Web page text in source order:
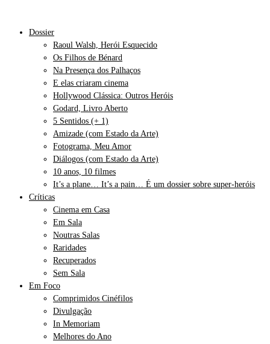
Dossier
Raoul Walsh, Herói Esquecido
Os Filhos de Bénard
Na Presença dos Palhaços
E elas criaram cinema
Hollywood Clássica: Outros Heróis
Godard, Livro Aberto
5 Sentidos (+ 1)
Amizade (com Estado da Arte)
Fotograma, Meu Amor
Diálogos (com Estado da Arte)
10 anos, 10 filmes
It’s a plane… It’s a pain… É um dossier sobre super-heróis
Críticas
Cinema em Casa
Em Sala
Noutras Salas
Raridades
Recuperados
Sem Sala
Em Foco
Comprimidos Cinéfilos
Divulgação
In Memoriam
Melhores do Ano